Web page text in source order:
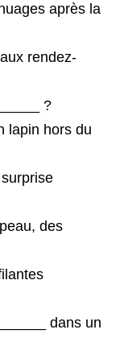
après la
rendez-
?
lapin hors du
des
dans un